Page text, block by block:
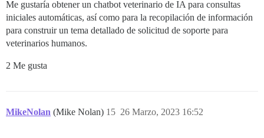
Me gustaría obtener un chatbot veterinario de IA para consultas
iniciales automáticas, así como para la recopilación de información
para construir un tema detallado de solicitud de soporte para
veterinarios humanos.
2 Me gusta
MikeNolan (Mike Nolan) 26 Marzo, 2023 16:52
15